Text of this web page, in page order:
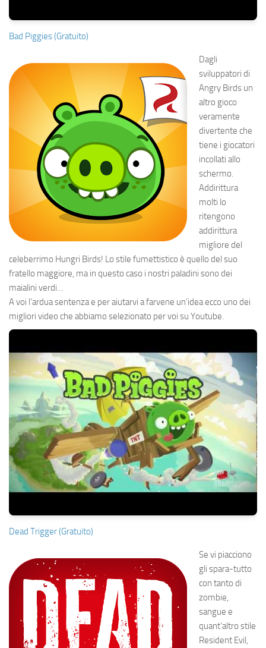
Bad Piggies (Gratuito)
Dagli
sviluppatori di
Angry Birds un
altro gioco
veramente
divertente che
tiene i giocatori
incollati allo
schermo.
Addirittura
molti lo
ritengono
addirittura
migliore del
celeberrimo Hungri Birds! Lo stile fumettistico è quello del suo
fratello maggiore, ma in questo caso i nostri paladini sono dei
maialini verdi…
A voi l’ardua sentenza e per aiutarvi a farvene un’idea ecco uno dei
migliori video che abbiamo selezionato per voi su Youtube.
Dead Trigger (Gratuito)
Se vi piacciono
gli spara-tutto
con tanto di
zombie,
sangue e
quant’altro stile
Resident Evil,